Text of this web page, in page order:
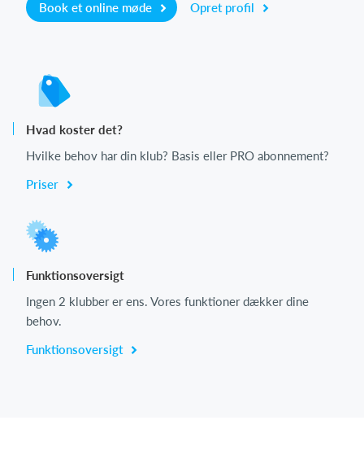
Book et online møde Opret profil
Hvad koster det?
Hvilke behov har din klub? Basis eller PRO abonnement?
Priser
Funktionsoversigt
Ingen 2 klubber er ens. Vores funktioner dækker dine
behov.
Funktionsoversigt